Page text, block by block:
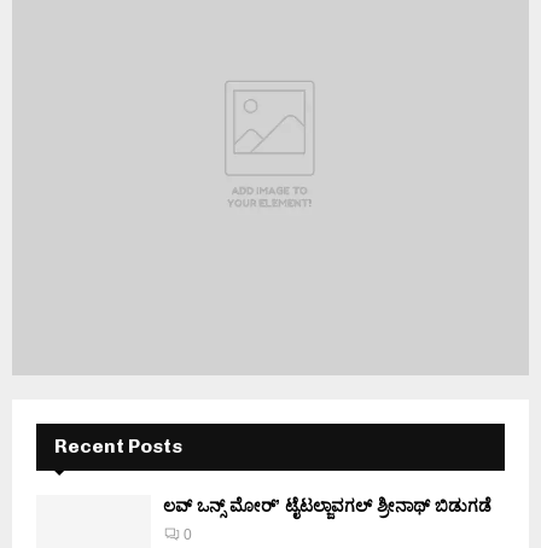
Recent Posts
ಲವ್ ಒನ್ಸ್ ಮೋರ್’ ಟೈಟಲ್ಜಾವಗಲ್ ಶ್ರೀನಾಥ್ ಬಿಡುಗಡೆ
0